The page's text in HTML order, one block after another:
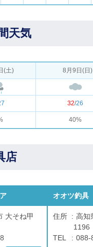
天気
(土) 8月9日(日)
32/26
40%
店
大そね甲
オオツ釣具
住所
高知
1196
TEL
088-